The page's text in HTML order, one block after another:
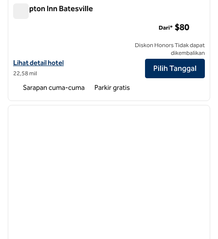
Hampton Inn Batesville
Lihat detail hotel untuk Hampton Inn Batesville
Lihat detail hotel
22,58 mil
Dari* $80
Diskon Honors Tidak dapat
dikembalikan
Pilih Tanggal
Sarapan cuma-cuma Parkir gratis
1 dari 12